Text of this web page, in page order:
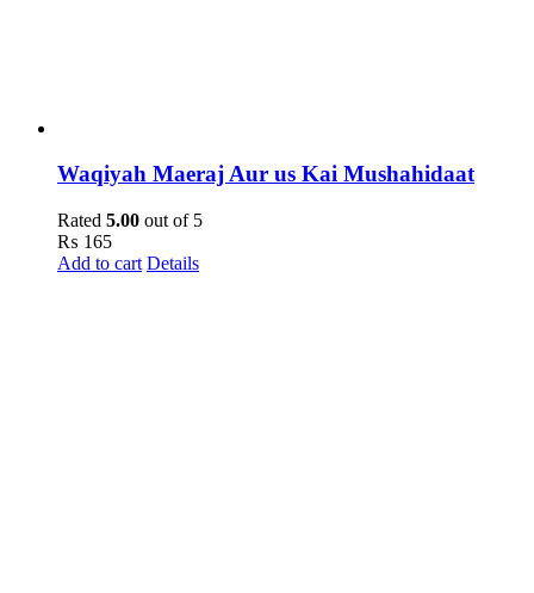
Waqiyah Maeraj Aur us Kai Mushahidaat
Rated 5.00 out of 5
₨ 165
Add to cart Details